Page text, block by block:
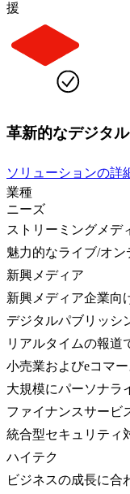
援
革新的なデジタ
ソリューションの詳
業種
ニーズ
ストリーミングメデ
魅力的なライブ/オ
新興メディア
新興メディア企業向
デジタルパブリッシ
リアルタイムの報道
小売業およびeコマー
大規模にパーソナラ
ファイナンスサービ
統合型セキュリティ
ハイテク
ビジネスの成長に合